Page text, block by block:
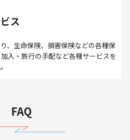
ス
、生命保険、損害保険などの各種保
入・旅行の手配など各種サービスを
FAQ